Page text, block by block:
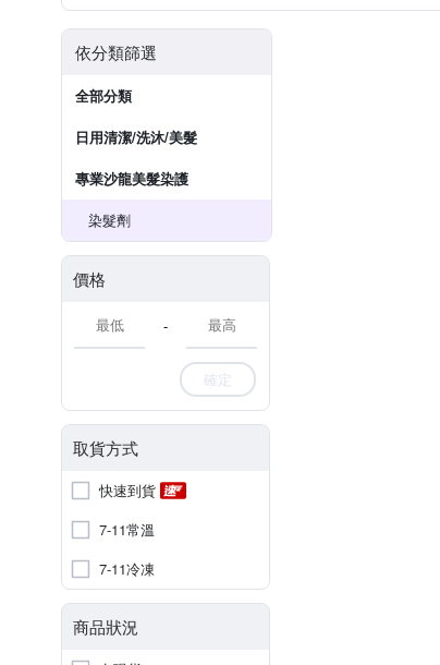
依分類篩選
全部分類
日用清潔/洗沐/美髮
專業沙龍美髮染護
染髮劑
價格
-
確定
取貨方式
快速到貨
7-11常溫
7-11冷凍
商品狀況